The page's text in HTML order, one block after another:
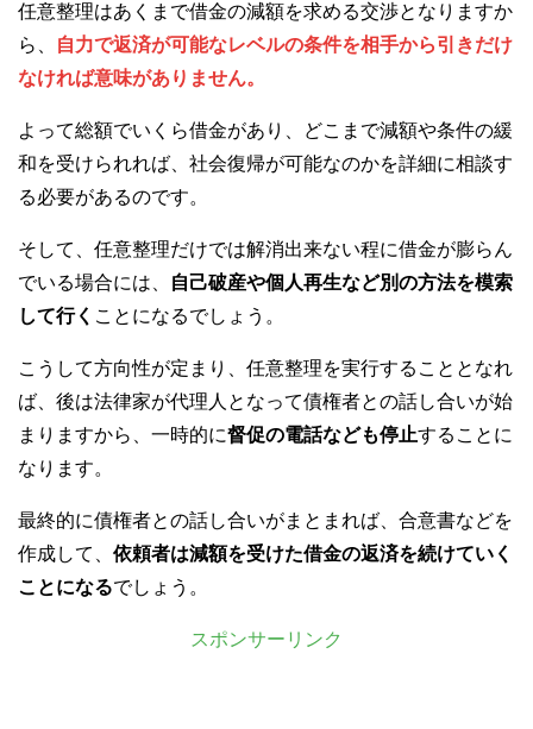
任意整理はあくまで借金の減額を求める交渉となりますか
ら、
自力で返済が可能なレベルの条件を相手から引きだけ
なければ意味がありません。
よって総額でいくら借金があり、どこまで減額や条件の緩
和を受けられれば、社会復帰が可能なのかを詳細に相談す
る必要があるのです。
そして、任意整理だけでは解消出来ない程に借金が膨らん
でいる場合には、
自己破産や個人再生など別の方法を模索
して行く ことになるでしょう。
こうして方向性が定まり、任意整理を実行することとなれ
ば、後は法律家が代理人となって債権者との話し合いが始
まりますから、一時的に督促の電話なども停止することに
なります。
最終的に債権者との話し合いがまとまれば、合意書などを
作成して、 依頼者は減額を受けた借金の返済を続けていく
ことになるでしょう。
スポンサーリンク